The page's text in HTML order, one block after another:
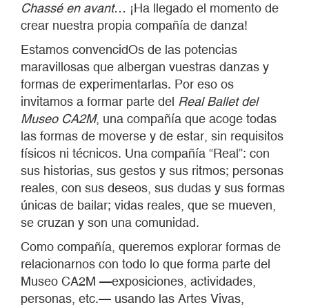
Chassé en avant… ¡Ha llegado el momento de
crear nuestra propia compañía de danza!
Estamos convencidOs de las potencias
maravillosas que albergan vuestras danzas y
formas de experimentarlas. Por eso os
invitamos a formar parte del Real Ballet del
Museo CA2M, una compañía que acoge todas
las formas de moverse y de estar, sin requisitos
físicos ni técnicos. Una compañía “Real”: con
sus historias, sus gestos y sus ritmos; personas
reales, con sus deseos, sus dudas y sus formas
únicas de bailar; vidas reales, que se mueven,
se cruzan y son una comunidad.
Como compañía, queremos explorar formas de
relacionarnos con todo lo que forma parte del
Museo CA2M —exposiciones, actividades,
personas, etc.— usando las Artes Vivas,